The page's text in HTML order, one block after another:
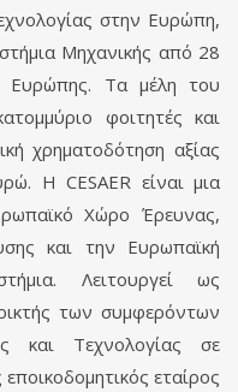
στην Ευρώπη,
Μηχανικής από 28
Ευρώπης. Τα μέλη του
φοιτητές και
χρηματοδότηση αξίας
Η CESAER είναι μια
Χώρο Έρευνας,
και την Ευρωπαϊκή
Λειτουργεί ως
των συμφερόντων
και Τεχνολογίας σε
εταίρος